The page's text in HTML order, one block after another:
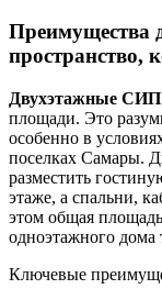
Преимущества
пространство,
Двухэтажные СИП
площади. Это
особенно в
поселках Самары.
разместить
этаже, а спальни,
этом общая
одноэтажного дома
Ключевые